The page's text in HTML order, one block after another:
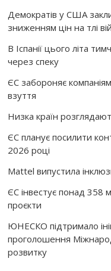
Демократів у США
зниженням цін на тлі
В Іспанії цього літа
через спеку
ЄС забороняє
взуття
Низка країн
ЄС планує посилити
2026 році
Mattel випустила
ЄС інвестує понад 358
проєкти
ЮНЕСКО підтримало
проголошення
розвитку